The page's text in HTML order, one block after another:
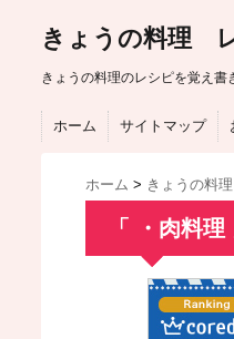
きょうの料理
きょうの料理のレシピを覚え
ホーム サイトマップ
ホーム > きょうの料
「 ・肉料